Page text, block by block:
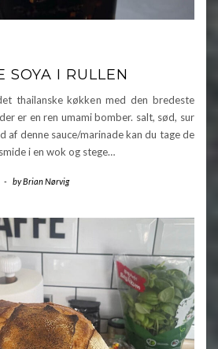
SOYA I RULLEN
thailanske køkken med den bredeste
er en ren umami bomber. salt, sød, sur
af denne sauce/marinade kan du tage de
i en wok og stege…
- byBrian Nørvig